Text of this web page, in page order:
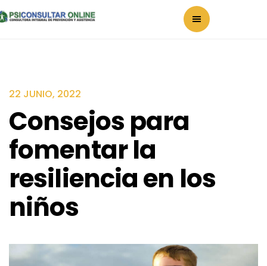
22 JUNIO, 2022
Consejos para
fomentar la
resiliencia en los
niños